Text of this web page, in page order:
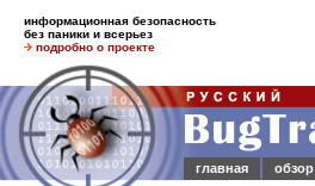
информационная безопасность
без паники и всерьез
подробно о проекте
главная
обзор